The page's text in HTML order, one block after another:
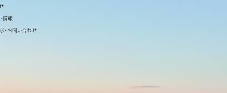
情報
・お問い合わせ